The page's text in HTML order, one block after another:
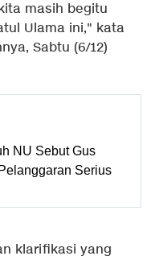
masih begitu
Ulama ini," kata
Sabtu (6/12)
NU Sebut Gus
Serius
klarifikasi yang